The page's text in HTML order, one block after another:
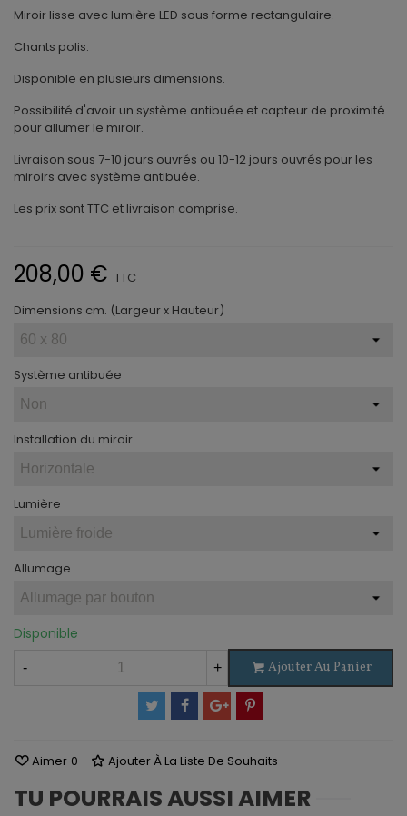
Miroir lisse avec lumière LED sous forme rectangulaire.
Chants polis.
Disponible en plusieurs dimensions.
Possibilité d'avoir un système antibuée et capteur de proximité
pour allumer le miroir.
Livraison sous 7-10 jours ouvrés ou 10-12 jours ouvrés pour les
miroirs avec système antibuée.
Les prix sont TTC et livraison comprise.
208,00 € TTC
Dimensions cm. (Largeur x Hauteur)
Système antibuée
Installation du miroir
Lumière
Allumage
Disponible
- + Ajouter Au Panier
Aimer 0 Ajouter À La Liste De Souhaits
TU POURRAIS AUSSI AIMER